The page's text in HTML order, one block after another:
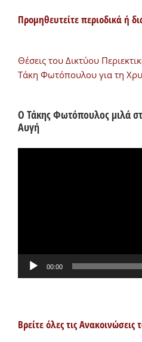
Προμηθευτείτε περιοδικά ή
Θέσεις του Δικτύου
Τάκη Φωτόπουλου για τη
Ο Τάκης Φωτόπουλος μιλά
Αυγή
00:00
Βρείτε όλες τις